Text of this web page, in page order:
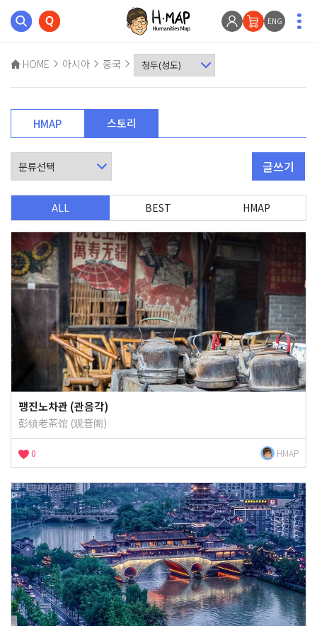
ENG
HOME 아시아 중국
HMAP 스토리
글쓰기
ALL BEST HMAP
팽진노차관 (관음각)
彭镇老茶馆 (观音阁)
0 HMAP